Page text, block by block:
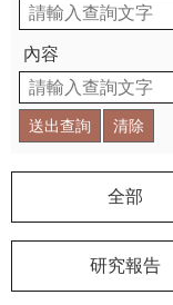
新
消
息
參
觀
展
學
探
內容
全部
研究報告